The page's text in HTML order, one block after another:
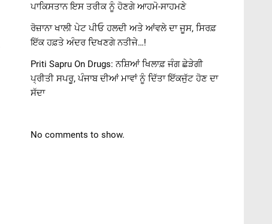
ਪਾਕਿਸਤਾਨ ਇਸ ਤਰੀਕ ਨੂੰ ਹੋਣਗੇ ਆਹਮੋ-ਸਾਹਮਣੇ
ਰੋਜ਼ਾਨਾ ਖਾਲੀ ਪੇਟ ਪੀਓ ਹਲਦੀ ਅਤੇ ਆਂਵਲੇ ਦਾ ਜੂਸ, ਸਿਰਫ਼
ਇੱਕ ਹਫ਼ਤੇ ਅੰਦਰ ਦਿਖਣਗੇ ਨਤੀਜੇ…!
Priti Sapru On Drugs: ਨਸ਼ਿਆਂ ਖਿਲਾਫ਼ ਜੰਗ ਛੇੜੇਗੀ
ਪ੍ਰੀਤੀ ਸਪਰੂ, ਪੰਜਾਬ ਦੀਆਂ ਮਾਵਾਂ ਨੂੰ ਦਿੱਤਾ ਇੱਕਜੁੱਟ ਹੋਣ ਦਾ
ਸੱਦਾ
No comments to show.